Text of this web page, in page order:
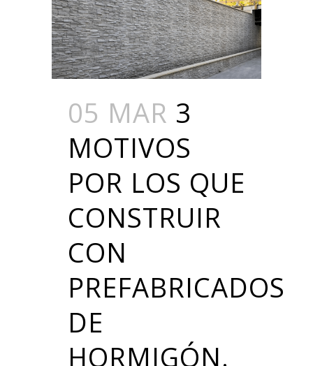
05 MAR 3
MOTIVOS
POR LOS QUE
CONSTRUIR
CON
PREFABRICADOS
DE
HORMIGÓN.